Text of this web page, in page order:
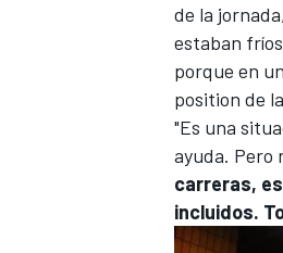
de la
estaban
porque en
position de
"Es una
ayuda. Pero
carreras,
incluidos.